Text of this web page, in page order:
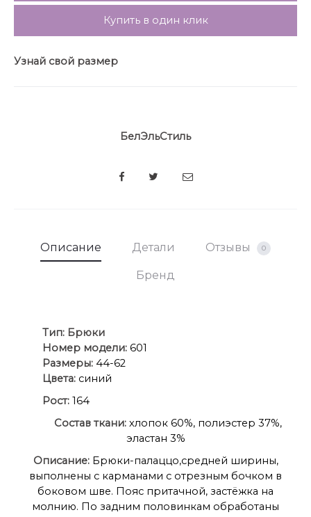
Купить в один клик
Узнай свой размер
БелЭльСтиль
SHARE
Описание Детали Отзывы 0
Бренд
Тип: Брюки
Номер модели: 601
Размеры: 44-62
Цвета: синий
Рост: 164
Состав ткани: хлопок 60%, полиэстер 37%,
эластан 3%
Описание: Брюки-палаццо,средней ширины,
выполнены с карманами с отрезным бочком в
боковом шве. Пояс притачной, застёжка на
молнию. По задним половинкам обработаны